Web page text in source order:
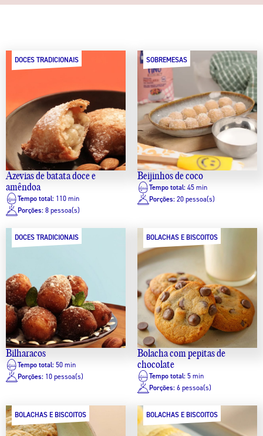
DOCES TRADICIONAIS
Azevias de batata doce e
amêndoa
Tempo total: 110 min
Porções: 8 pessoa(s)
SOBREMESAS
Beijinhos de coco
Tempo total: 45 min
Porções: 20 pessoa(s)
DOCES TRADICIONAIS
Bilharacos
Tempo total: 50 min
Porções: 10 pessoa(s)
BOLACHAS E BISCOITOS
Bolacha com pepitas de
chocolate
Tempo total: 5 min
Porções: 6 pessoa(s)
BOLACHAS E BISCOITOS BOLACHAS E BISCOITOS